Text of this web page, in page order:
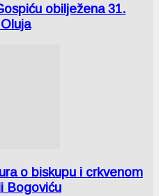
obilježena 31.
o biskupu i crkvenom
Bogoviću